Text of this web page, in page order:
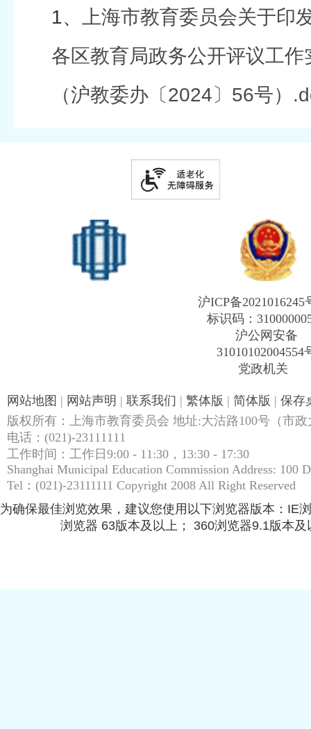
1、
上海市教育委员会关于印
各区教育局政务公开评议工
（沪教委办〔2024〕56号）
沪ICP备2021016245
标识码：
沪公网安备
31010102004554
党政机关
网站地图 | 网站声明 | 联系我们 | 繁体版 | 简体版 | 保存
版权所有：上海市教育委员会 地址:大沽路100号（市
电话：(021)-23111111
工作时间：工作日9:00 - 11:30，13:30 - 17:30
Shanghai Municipal Education Commission Address: 100
Tel：(021)-23111111 Copyright 2008 All Right Reserved
为确保最佳浏览效果，建议您使用以下浏览器版本：IE
浏览器 63版本及以上； 360浏览器9.1版本